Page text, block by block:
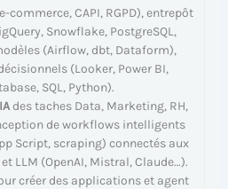
commerce, CAPI, RGPD), entrepôt
Snowflake, PostgreSQL,
(Airflow, dbt, Dataform),
(Looker, Power BI,
SQL, Python).
des taches Data, Marketing, RH,
de workflows intelligents
Script, scraping) connectés aux
LLM (OpenAI, Mistral, Claude…).
créer des applications et agent